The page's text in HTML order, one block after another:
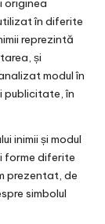
originea
în diferite
reprezintă
și
modul în
publicitate, în
inimii și modul
forme diferite
prezentat, de
simbolul